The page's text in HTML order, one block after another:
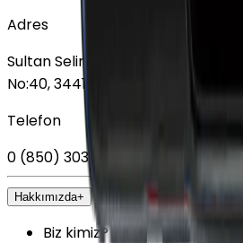
Adres
Sultan Selim Mahallesi, Lalegül
No:40, 34415 Kağıthane/İstanbul
Telefon
0 (850) 303 79 79
Hakkımızda+
Biz kimiz?